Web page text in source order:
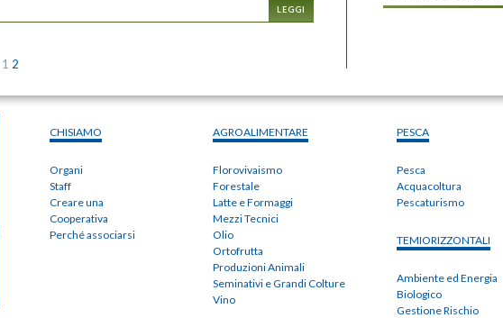
LEGGI
1 2
CHISIAMO
Organi
Staff
Creare una
Cooperativa
Perché associarsi
AGROALIMENTARE
Florovivaismo
Forestale
Latte e Formaggi
Mezzi Tecnici
Olio
Ortofrutta
Produzioni Animali
Seminativi e Grandi Colture
Vino
PESCA
Pesca
Acquacoltura
Pescaturismo
TEMIORIZZONTALI
Ambiente ed Energia
Biologico
Gestione Rischio